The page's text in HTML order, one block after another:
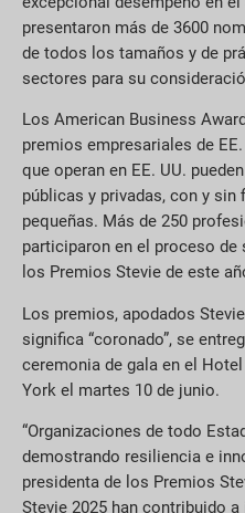
presentaron más de 3600
de todos los tamaños y de
sectores para su
Los American Business
premios empresariales de
que operan en EE. UU.
públicas y privadas, con y sin
pequeñas. Más de 250
participaron en el proceso
los Premios Stevie de este
Los premios, apodados
significa “coronado”, se
ceremonia de gala en el
York el martes 10 de junio.
“Organizaciones de todo
demostrando resiliencia e
presidenta de los Premios
Stevie 2025 han contribuido